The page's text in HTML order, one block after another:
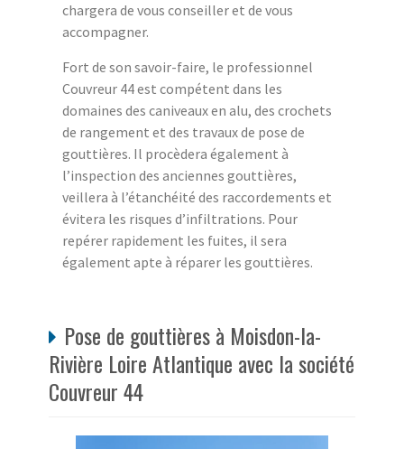
chargera de vous conseiller et de vous
accompagner.
Fort de son savoir-faire, le professionnel
Couvreur 44 est compétent dans les
domaines des caniveaux en alu, des crochets
de rangement et des travaux de pose de
gouttières. Il procèdera également à
l’inspection des anciennes gouttières,
veillera à l’étanchéité des raccordements et
évitera les risques d’infiltrations. Pour
repérer rapidement les fuites, il sera
également apte à réparer les gouttières.
Pose de gouttières à Moisdon-la-
Rivière Loire Atlantique avec la société
Couvreur 44